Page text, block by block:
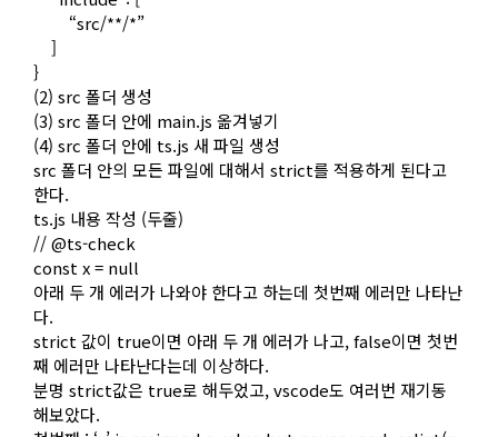
“src/**/*”
]
}
(2) src 폴더 생성
(3) src 폴더 안에 main.js 옮겨넣기
(4) src 폴더 안에 ts.js 새 파일 생성
src 폴더 안의 모든 파일에 대해서 strict를 적용하게 된다고
한다.
ts.js 내용 작성 (두줄)
// @ts-check
const x = null
아래 두 개 에러가 나와야 한다고 하는데 첫번째 에러만 나타난
다.
strict 값이 true이면 아래 두 개 에러가 나고, false이면 첫번
째 에러만 나타난다는데 이상하다.
분명 strict값은 true로 해두었고, vscode도 여러번 재기동
해보았다.